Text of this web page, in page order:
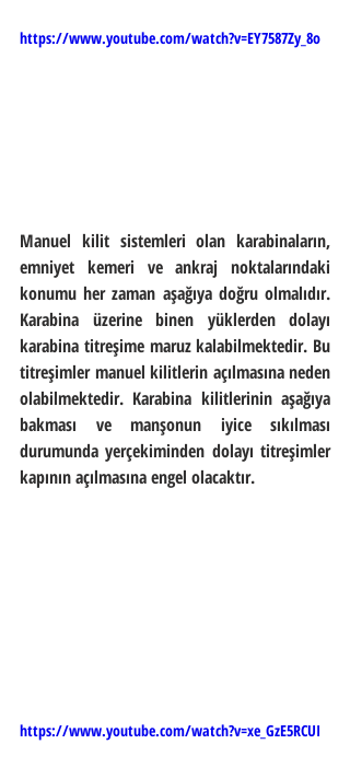
https://www.youtube.com/watch?v=EY7587Zy_8o
Manuel kilit sistemleri olan karabinaların,
emniyet kemeri ve ankraj noktalarındaki
konumu her zaman aşağıya doğru olmalıdır.
Karabina üzerine binen yüklerden dolayı
karabina titreşime maruz kalabilmektedir. Bu
titreşimler manuel kilitlerin açılmasına neden
olabilmektedir. Karabina kilitlerinin aşağıya
bakması ve manşonun iyice sıkılması
durumunda yerçekiminden dolayı titreşimler
kapının açılmasına engel olacaktır.
https://www.youtube.com/watch?v=xe_GzE5RCUI